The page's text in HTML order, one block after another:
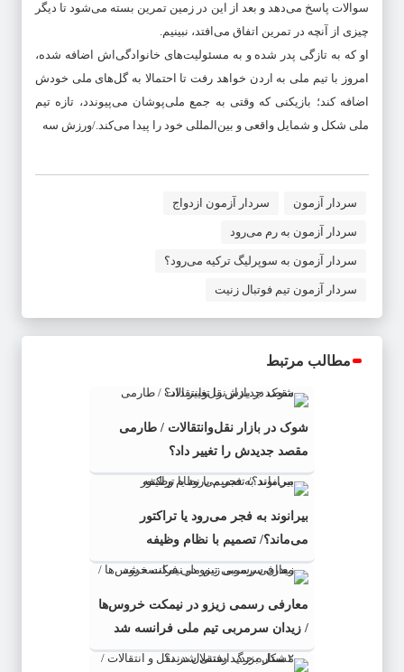
سوالات پاسخ می‌دهد و بعد از این در زمین تمرین بسته می‌شود تا دیگر
چیزی از آنچه در تمرین اتفاق می‌افتد، نبینیم.
او که به تازگی پدر شده و به مسئولیت‌های خانوادگی‌اش اضافه شده،
امروز با تیم ملی به اردن خواهد رفت تا احتمالا به گل‌های ملی خودش
اضافه کند؛ بازیکنی که وقتی به جمع ملی‌پوشان می‌پیوندد، تازه تیم
ملی شکل و شمایل واقعی و بین‌المللی خود را پیدا می‌کند./ورزش سه
سردار آزمون سردار آزمون ازدواج
سردار آزمون به رم می‌رود
سردار آزمون به سوپرلیگ ترکیه می‌رود؟
سردار آزمون تیم فوتبال زنیت
مطالب مرتبط
شوک در بازار نقل‌وانتقالات / طارمی
مقصد جدیدش را تغییر داد؟
بیرانوند به فجر می‌رود یا تراکتور
می‌ماند؟/ تصمیم با نظام وظیفه
معارفی رسمی زیزو در نیمکت خروس‌ها
/ زیدان سرمربی تیم ملی فرانسه شد